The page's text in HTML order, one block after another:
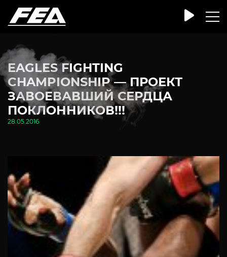
EAGLES FIGHTING
CHAMPIONSHIP — ПРОЕКТ
ЗАВОЕВАВШИЙ СЕРДЦА
ПОКЛОННИКОВ!!!
28.05.2016